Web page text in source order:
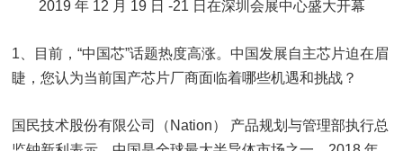
2019 年 12 月 19 日 -21 日在深圳会展中心盛大开幕
1、目前，“中国芯”话题热度高涨。中国发展自主芯片迫在眉
睫，您认为当前国产芯片厂商面临着哪些机遇和挑战？
国民技术股份有限公司（Nation） 产品规划与管理部执行总